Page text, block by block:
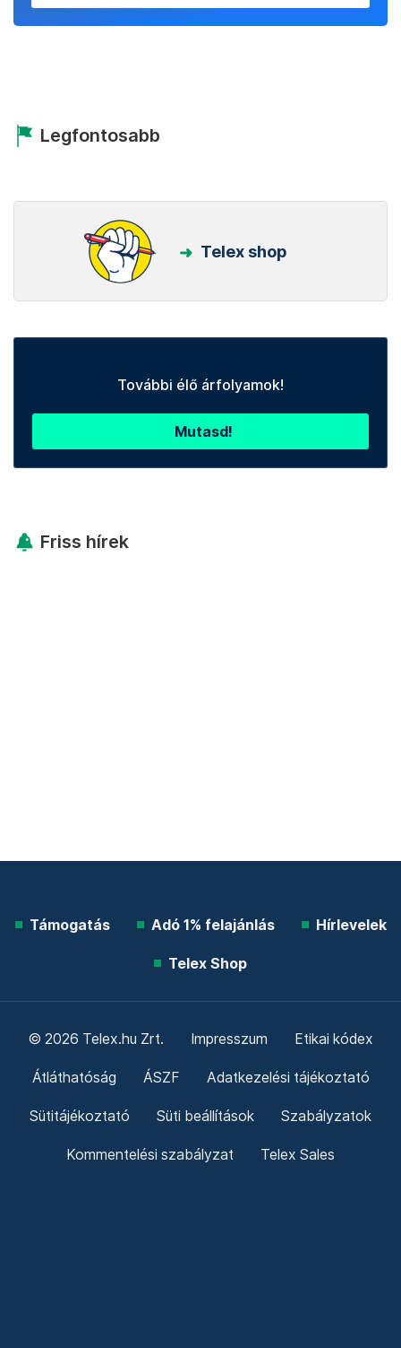
Legfontosabb
Telex shop
További élő árfolyamok!
Mutasd!
Friss hírek
Támogatás Adó 1% felajánlás Hírlevelek
Telex Shop
© 2026 Telex.hu Zrt. Impresszum Etikai kódex
Átláthatóság ÁSZF Adatkezelési tájékoztató
Sütitájékoztató Süti beállítások Szabályzatok
Kommentelési szabályzat Telex Sales